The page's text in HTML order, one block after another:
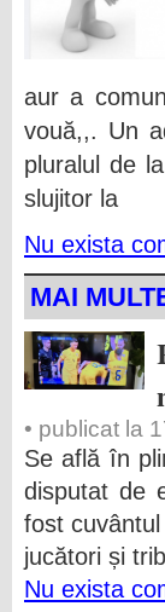
aur a
vouă,,. Un
pluralul de
slujitor la
Nu exista
MAI
• publicat la
Se află în
disputat de
fost
jucători și
Nu exista